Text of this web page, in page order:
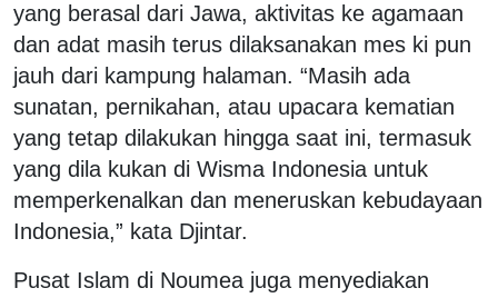
yang berasal dari Jawa, aktivitas ke agamaan
dan adat masih terus dilaksanakan mes ki pun
jauh dari kampung halaman. “Masih ada
sunatan, pernikahan, atau upacara kematian
yang tetap dilakukan hingga saat ini, termasuk
yang dila kukan di Wisma Indonesia untuk
memperkenalkan dan meneruskan kebudayaan
Indonesia,” kata Djintar.
Pusat Islam di Noumea juga menyediakan